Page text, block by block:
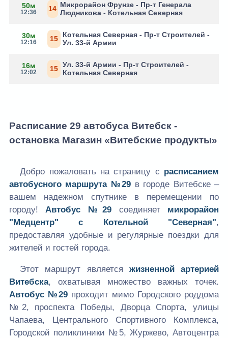
50м
12:36 14 Микрорайон Фрунзе - Пр-т Генерала
Людникова - Котельная Северная
30м
12:16 15
Котельная Северная - Пр-т Строителей -
Ул. 33-й Армии
16м
12:02 15 Ул. 33-й Армии - Пр-т Строителей -
Котельная Северная
Расписание 29 автобуса Витебск -
остановка Магазин «Витебские продукты»
Добро пожаловать на страницу с расписанием
автобусного маршрута №29 в городе Витебске –
вашем надежном спутнике в перемещении по
городу!Автобус №29 соединяет микрорайон
"Медцентр" с Котельной "Северная",
предоставляя удобные и регулярные поездки для
жителей и гостей города.
Этот маршрут является жизненной артерией
Витебска, охватывая множество важных точек.
Автобус №29 проходит мимо Городского роддома
№2, проспекта Победы, Дворца Спорта, улицы
Чапаева, Центрального Спортивного Комплекса,
Городской поликлиники №5, Журжево, Автоцентра